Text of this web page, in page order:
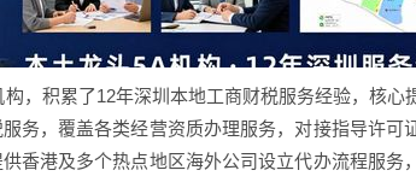
，积累了12年深圳本地工商财税服务经验，核心
务，覆盖各类经营资质办理服务，对接指导许可
香港及多个热点地区海外公司设立代办流程服务